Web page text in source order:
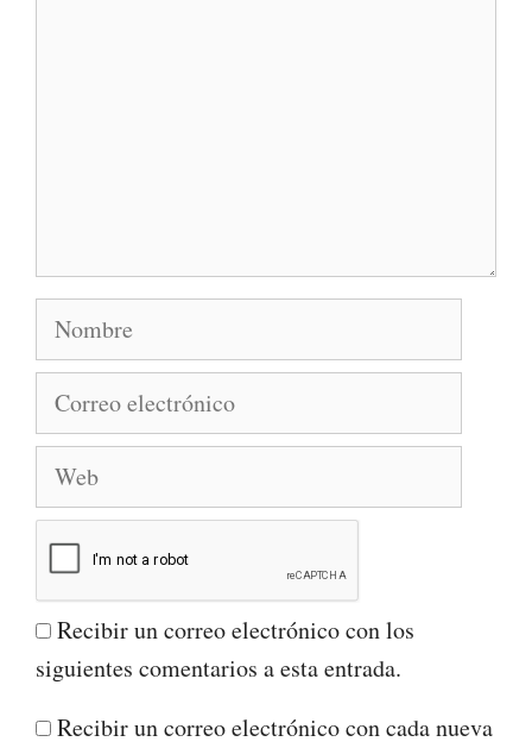
Nombre
Correo
electrónico
Web
Recibir un correo electrónico con los
siguientes comentarios a esta entrada.
Recibir un correo electrónico con cada nueva